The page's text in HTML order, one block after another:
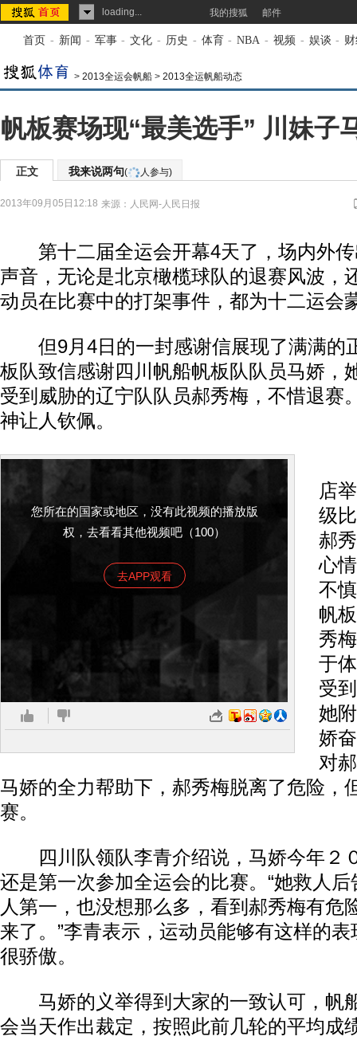
loading... 我的搜狐 邮件
首页 - 新闻 - 军事 - 文化 - 历史 - 体育 - NBA - 视频 - 娱谈 -
> 2013全运会帆船 > 2013全运帆船动态
帆板赛场现“最美选手” 川妹子
正文 我来说两句( 人参与)
2013年09月05日12:18 来源： 人民网-人民日报
第十二届全运会开幕4天了，场内外传
声音，无论是北京橄榄球队的退赛风波，
动员在比赛中的打架事件，都为十二运会
但9月4日的一封感谢信展现了满满的
板队致信感谢四川帆船帆板队队员马娇，
受到威胁的辽宁队队员郝秀梅，不惜退赛
神让人钦佩。
您所在的国家或地区，没有此视频的播放版
权，去看看其他视频吧（100）
去APP观看
店
级
郝
心
不
帆
秀
于
受
她
娇
对
马娇的全力帮助下，郝秀梅脱离了危险，
赛。
四川队领队李青介绍说，马娇今年２
还是第一次参加全运会的比赛。“她救人
人第一，也没想那么多，看到郝秀梅有危
来了。”李青表示，运动员能够有这样的
很骄傲。
马娇的义举得到大家的一致认可，帆
会当天作出裁定，按照此前几轮的平均成